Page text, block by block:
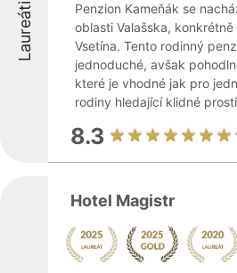
Laureáti
Penzion Kameňák se
oblasti Valašska,
Vsetína. Tento rodinný
jednoduché, avšak
které je vhodné jak pro
rodiny hledající klidné
8.3
Hotel Magistr